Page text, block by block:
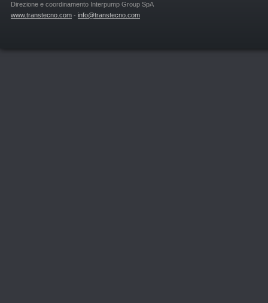
Direzione e coordinamento Interpump Group SpA
www.transtecno.com - info@transtecno.com